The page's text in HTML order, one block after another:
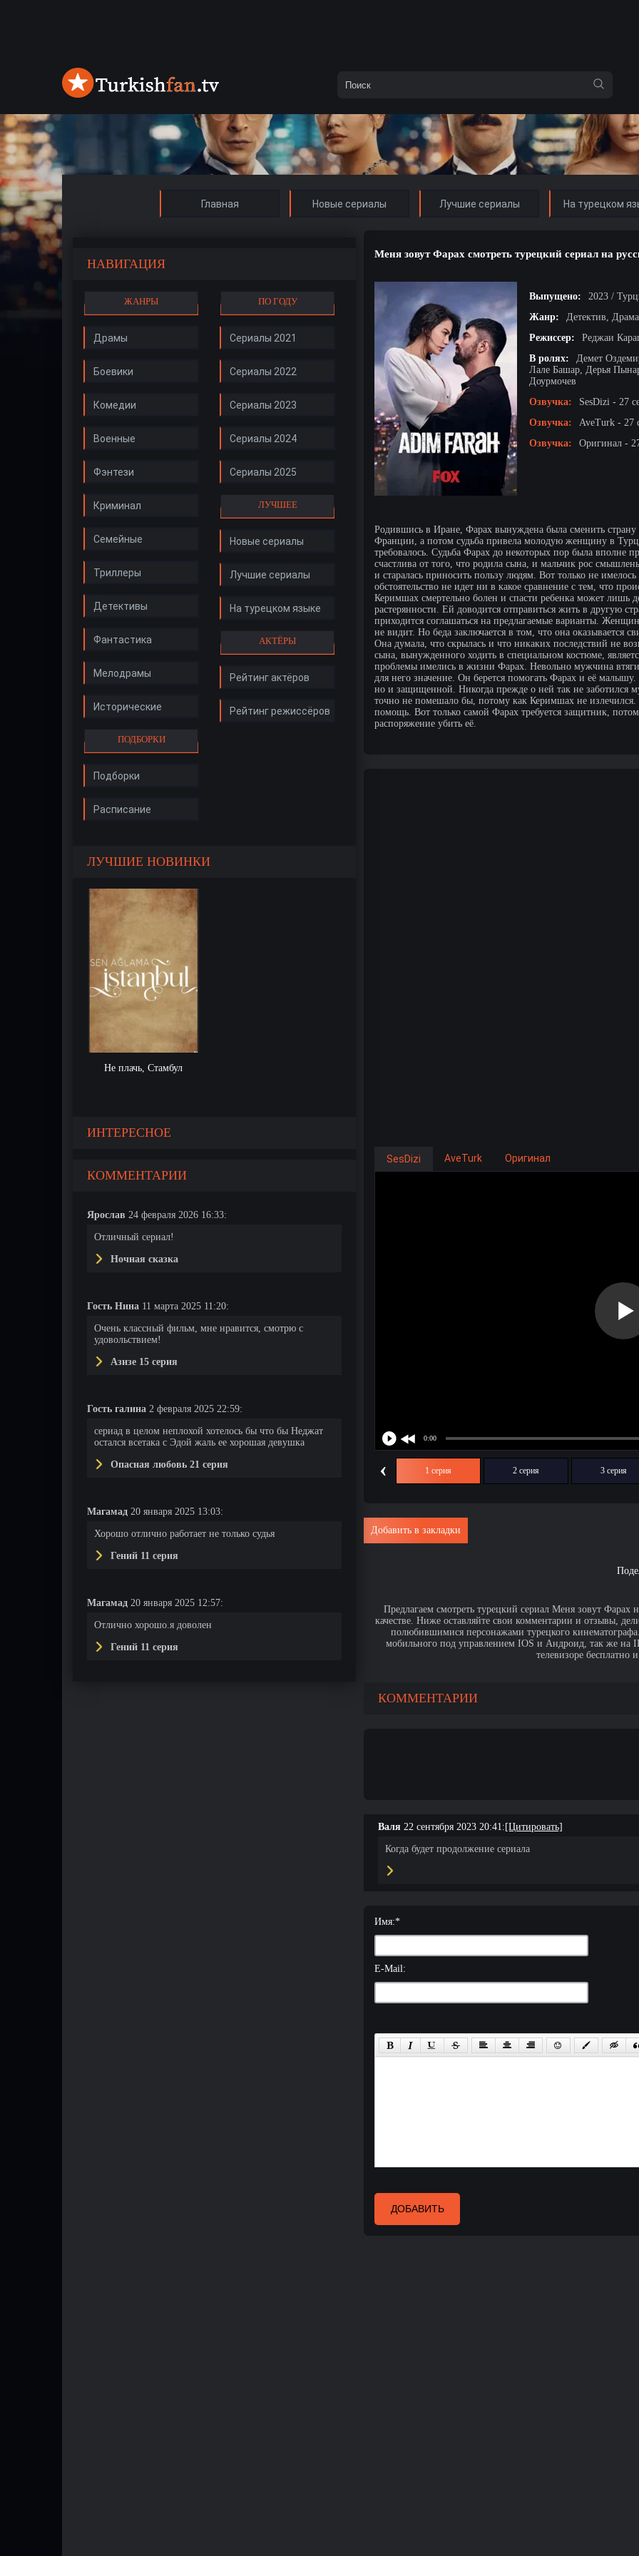
Главная Новые сериалы Лучшие сериалы На турецком
НАВИГАЦИЯ
ЖАНРЫ
Драмы
Боевики
Комедии
Военные
Фэнтези
Криминал
Семейные
Триллеры
Детективы
Фантастика
Мелодрамы
Исторические
ПОДБОРКИ
Подборки
Расписание
ПО ГОДУ
Сериалы 2021
Сериалы 2022
Сериалы 2023
Сериалы 2024
Сериалы 2025
ЛУЧШЕЕ
Новые сериалы
Лучшие сериалы
На турецком языке
АКТЁРЫ
Рейтинг актёров
Рейтинг режиссёров
ЛУЧШИЕ НОВИНКИ
Не плачь, Стамбул
ИНТЕРЕСНОЕ
КОММЕНТАРИИ
Ярослав 24 февраля 2026 16:33:
Отличный сериал!
Ночная сказка
Гость Нина 11 марта 2025 11:20:
Очень классный фильм, мне нравится, смотрю с
удовольствием!
Азизе 15 серия
Гость галина 2 февраля 2025 22:59:
сериад в целом неплохой хотелось бы что бы Неджат
остался всетака с Эдой жаль ее хорошая девушка
Опасная любовь 21 серия
Магамад 20 января 2025 13:03:
Хорошо отлично работает не только судья
Гений 11 серия
Магамад 20 января 2025 12:57:
Отлично хорошо.я доволен
Гений 11 серия
Меня зовут Фарах смотреть турецкий сериал на
Выпущено:
2023 /
Жанр:
Детектив,
Режиссер:
Реджаи
В ролях:
Демет
Лале Башар, Дерья
Доурмочев
Озвучка:
SesDizi - 27
Озвучка:
AveTurk - 27
Озвучка:
Оригинал -
Родившись в Иране, Фарах вынуждена была сменить страну
Франции, а потом судьба привела молодую женщину в
требовалось. Судьба Фарах до некоторых пор была вполне
счастлива от того, что родила сына, и мальчик рос
и старалась приносить пользу людям. Вот только не
обстоятельство не идет ни в какое сравнение с тем, что
Керимшах смертельно болен и спасти ребенка может лишь
растерянности. Ей доводится отправиться жить в другую
приходится соглашаться на предлагаемые варианты.
не видит. Но беда заключается в том, что она оказывается
Она думала, что скрылась и что никаких последствий не
сына, вынужденного ходить в специальном костюме,
проблемы имелись в жизни Фарах. Невольно мужчина
для него значение. Он берется помогать Фарах и её
но и защищенной. Никогда прежде о ней так не заботился
точно не помешало бы, потому как Керимшах не
помощь. Вот только самой Фарах требуется защитник,
распоряжение убить её.
SesDizi AveTurk Оригинал
‹ 1 серия 2 серия 3 серия
Добавить в закладки
Предлагаем смотреть турецкий сериал Меня зовут Фарах
качестве. Ниже оставляйте свои комментарии и отзывы,
полюбившимися персонажами турецкого
мобильного под управлением IOS и Андроид, так же на
телевизоре бесплатно
КОММЕНТАРИИ
Валя 22 сентября 2023 20:41: [Цитировать]
Когда будет продолжение сериала
Имя:*
E-Mail:
ДОБАВИТЬ